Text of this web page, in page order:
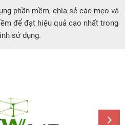
phần mềm, chia sẻ các mẹo và
để đạt hiệu quả cao nhất trong
sử dụng.